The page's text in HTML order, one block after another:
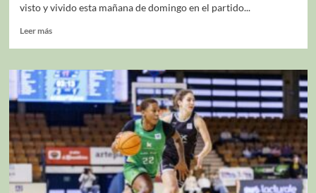
visto y vivido esta mañana de domingo en el partido...
Leer más